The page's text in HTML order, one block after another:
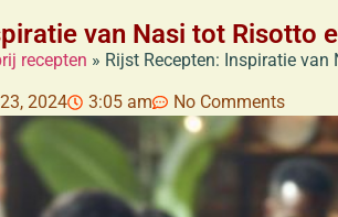
van Nasi tot Risotto
recepten » Rijst Recepten: Inspiratie van
2024 3:05 am No Comments